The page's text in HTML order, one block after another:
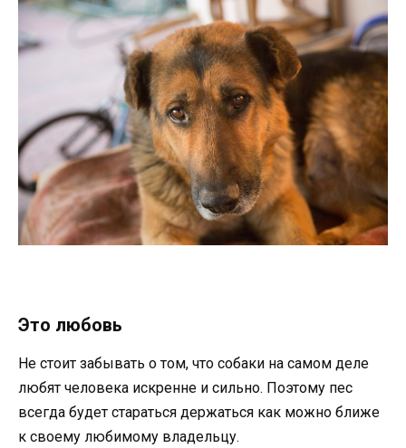
Это любовь
Не стоит забывать о том, что собаки на самом деле
любят человека искренне и сильно. Поэтому пес
всегда будет стараться держаться как можно ближе
к своему любимому владельцу.